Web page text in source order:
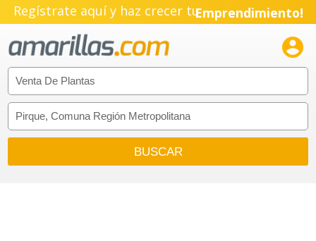
Regístrate aquí y haz crecer tuEmprendimiento!
